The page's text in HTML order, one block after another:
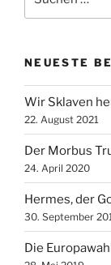
nach:
NEUESTE
Wir Sklaven
22. August 2021
Der Morbus
24. April 2020
Hermes, der
30. September
Die